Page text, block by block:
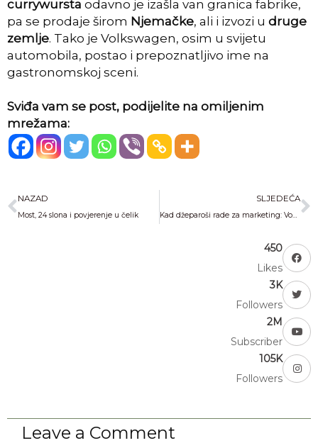
currywursta odavno je izašla van granica fabrike,
pa se prodaje širom Njemačke, ali i izvozi u druge
zemlje. Tako je Volkswagen, osim u svijetu
automobila, postao i prepoznatljivo ime na
gastronomskoj sceni.
Sviđa vam se post, podijelite na omiljenim
mrežama:
Prev
NAZAD
Most, 24 slona i povjerenje u čelik
SLJEDEĆA
Kad džeparoši rade za marketing: Vodafone Rumunija povećao prodaju osiguranja za 591%
450
Likes
3K
Followers
2M
Subscriber
105K
Followers
Leave a Comment